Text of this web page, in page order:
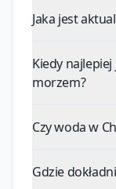
Jaka jest
Kiedy
morzem?
Czy woda w
Gdzie